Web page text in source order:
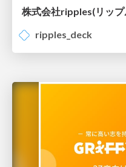
株式会社ripples(リッ
ripples_deck